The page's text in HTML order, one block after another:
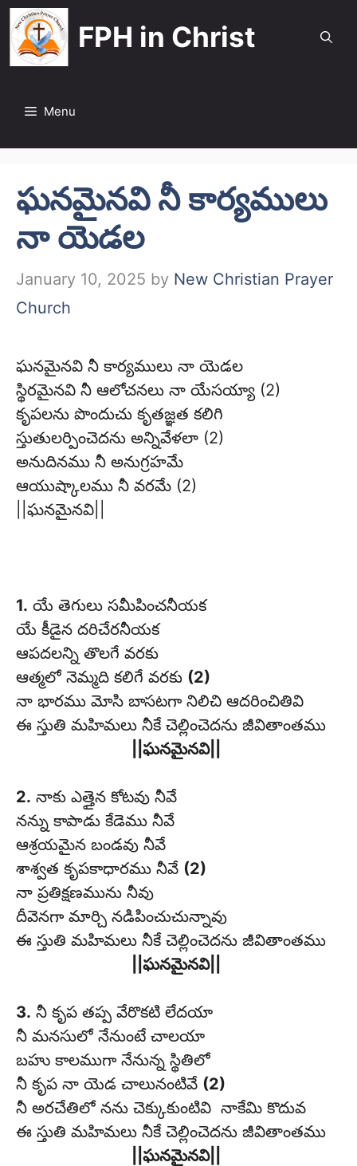
Skip
to
content
FPH in Christ
Menu
ఘనమైనవి నీ కార్యములు
నా యెడల
January 10, 2025 by New Christian Prayer
Church
ఘనమైనవి నీ కార్యములు నా యెడల
స్థిరమైనవి నీ ఆలోచనలు నా యేసయ్యా (2)
కృపలను పొందుచు కృతజ్ఞత కలిగి
స్తుతులర్పించెదను అన్నివేళలా (2)
అనుదినము నీ అనుగ్రహమే
ఆయుష్కాలము నీ వరమే (2)
||ఘనమైనవి||
1. యే తెగులు సమీపించనీయక
యే కీడైన దరిచేరనీయక
ఆపదలన్ని తొలగే వరకు
ఆత్మలో నెమ్మది కలిగే వరకు (2)
నా భారము మోసి బాసటగా నిలిచి ఆదరించితివి
ఈ స్తుతి మహిమలు నీకే చెల్లించెదను జీవితాంతము
||ఘనమైనవి||
2. నాకు ఎత్తైన కోటవు నీవే
నన్ను కాపాడు కేడెము నీవే
ఆశ్రయమైన బండవు నీవే
శాశ్వత కృపకాధారము నీవే (2)
నా ప్రతిక్షణమును నీవు
దీవెనగా మార్చి నడిపించుచున్నావు
ఈ స్తుతి మహిమలు నీకే చెల్లించెదను జీవితాంతము
||ఘనమైనవి||
3. నీ కృప తప్ప వేరొకటి లేదయా
నీ మనసులో నేనుంటే చాలయా
బహు కాలముగా నేనున్న స్థితిలో
నీ కృప నా యెడ చాలునంటివే (2)
నీ అరచేతిలో నను చెక్కుకుంటివి నాకేమి కొదువ
ఈ స్తుతి మహిమలు నీకే చెల్లించెదను జీవితాంతము
||ఘనమైనవి||